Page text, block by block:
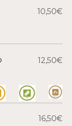
10,50€
12,50€
16,50€